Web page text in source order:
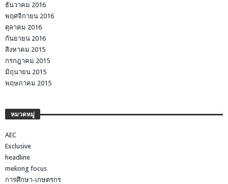
ธันวาคม 2016
พฤศจิกายน 2016
ตุลาคม 2016
กันยายน 2016
สิงหาคม 2015
กรกฎาคม 2015
มิถุนายน 2015
พฤษภาคม 2015
หมวดหมู่
AEC
Exclusive
headline
mekong focus
การศึกษา-เกษตรกร